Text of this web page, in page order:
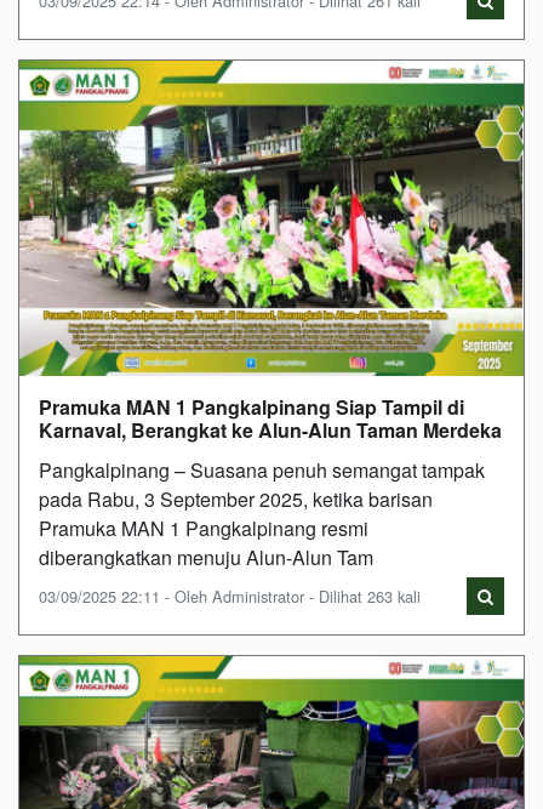
Pramuka MAN 1 Pangkalpinang Siap Tampil di
Karnaval, Berangkat ke Alun-Alun Taman Merdeka
Pangkalpinang – Suasana penuh semangat tampak
pada Rabu, 3 September 2025, ketika barisan
Pramuka MAN 1 Pangkalpinang resmi
diberangkatkan menuju Alun-Alun Tam
03/09/2025 22:11 - Oleh Administrator - Dilihat 263 kali